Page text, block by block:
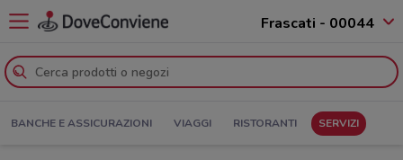
Frascati - 00044
BANCHE E ASSICURAZIONI VIAGGI RISTORANTI SERVIZI